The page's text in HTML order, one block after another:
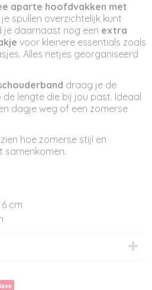
aparte hoofdvakken met
spullen overzichtelijk kunt
je daarnaast nog een extra
voor kleinere essentials zoals
Alles netjes georganiseerd
draag je de
lengte die bij jou past. Ideaal
dagje weg of een zomerse
hoe zomerse stijl en
samenkomen.
cm